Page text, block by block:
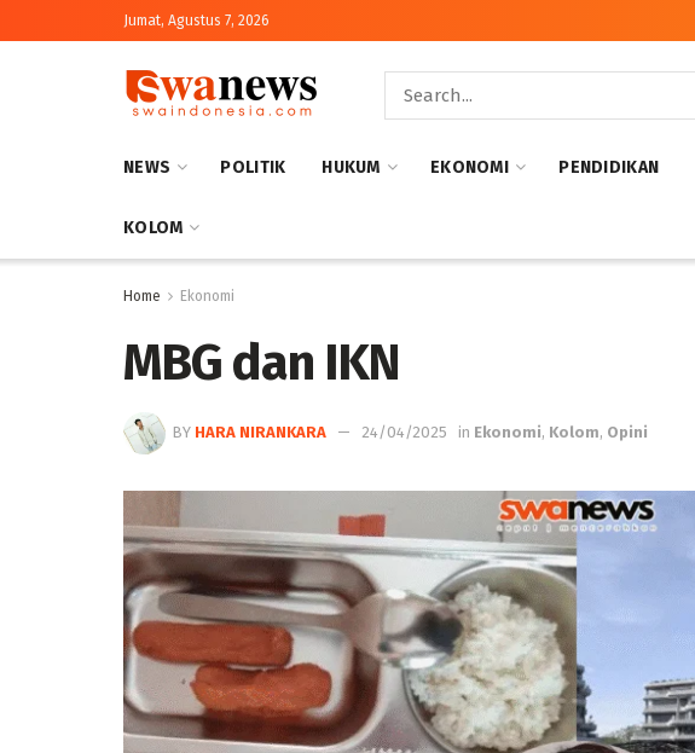
Jumat, Agustus 7, 2026
NEWS POLITIK HUKUM EKONOMI PENDIDIKAN
KOLOM
Home Ekonomi
MBG dan IKN
BY HARA NIRANKARA 24/04/2025 in Ekonomi, Kolom, Opini